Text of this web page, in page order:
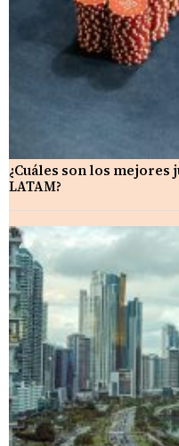
¿Cuáles son los mejores
LATAM?